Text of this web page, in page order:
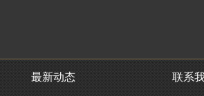
最新动态 联系